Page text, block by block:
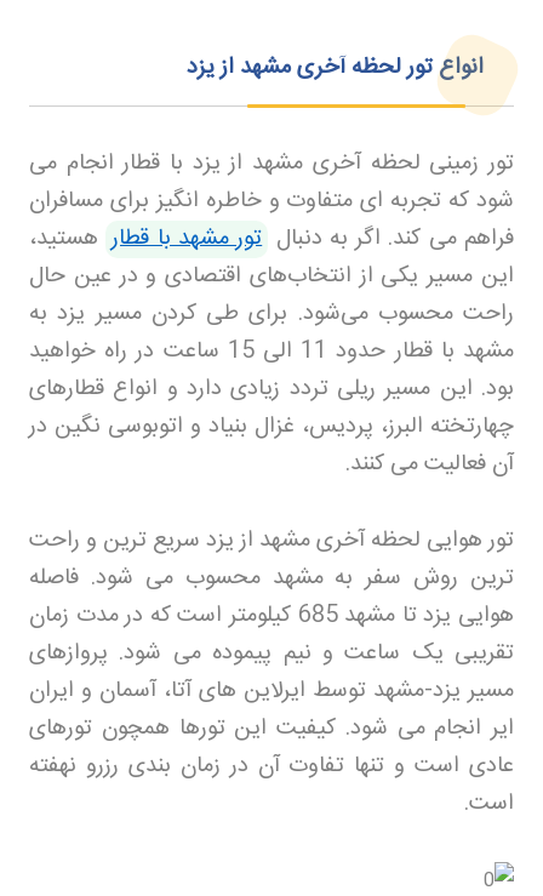
انواع تور لحظه آخری مشهد از یزد
تور زمینی لحظه آخری مشهد از یزد با قطار انجام می
شود که تجربه ای متفاوت و خاطره انگیز برای مسافران
فراهم می کند. اگر به دنبال تور مشهد با قطار هستید،
این مسیر یکی از انتخاب‌های اقتصادی و در عین حال
راحت محسوب می‌شود. برای طی کردن مسیر یزد به
مشهد با قطار حدود 11 الی 15 ساعت در راه خواهید
بود. این مسیر ریلی تردد زیادی دارد و انواع قطارهای
چهارتخته البرز، پردیس، غزال بنیاد و اتوبوسی نگین در
آن فعالیت می کنند.
تور هوایی لحظه آخری مشهد از یزد سریع ترین و راحت
ترین روش سفر به مشهد محسوب می شود. فاصله
هوایی یزد تا مشهد 685 کیلومتر است که در مدت زمان
تقریبی یک ساعت و نیم پیموده می شود. پروازهای
مسیر یزد-مشهد توسط ایرلاین های آتا، آسمان و ایران
ایر انجام می شود. کیفیت این تورها همچون تورهای
عادی است و تنها تفاوت آن در زمان بندی رزرو نهفته
است.